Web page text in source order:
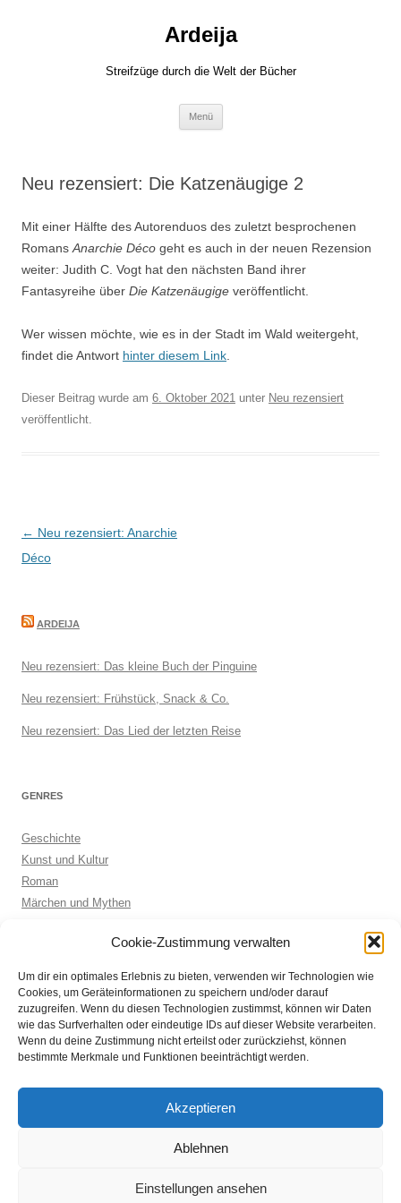
Cookie-Zustimmung verwalten
Um dir ein optimales Erlebnis zu bieten, verwenden wir Technologien wie
Cookies, um Geräteinformationen zu speichern und/oder darauf
zuzugreifen. Wenn du diesen Technologien zustimmst, können wir Daten
wie das Surfverhalten oder eindeutige IDs auf dieser Website verarbeiten.
Wenn du deine Zustimmung nicht erteilst oder zurückziehst, können
bestimmte Merkmale und Funktionen beeinträchtigt werden.
Akzeptieren
Ablehnen
Einstellungen ansehen
Ardeija
Streifzüge durch die Welt der Bücher
Menü
Neu rezensiert: Die Katzenäugige 2
Mit einer Hälfte des Autorenduos des zuletzt besprochenen
Romans Anarchie Déco geht es auch in der neuen Rezension
weiter: Judith C. Vogt hat den nächsten Band ihrer
Fantasyreihe über Die Katzenäugige veröffentlicht.
Wer wissen möchte, wie es in der Stadt im Wald weitergeht,
findet die Antwort hinter diesem Link
Dieser Beitrag wurde am 6. Oktober 2021 unter Neu rezensiert
veröffentlicht.
Beitragsnavigation
← Neu rezensiert: Anarchie
Déco
ARDEIJA
Neu rezensiert: Das kleine Buch der Pinguine
Neu rezensiert: Frühstück, Snack & Co.
Neu rezensiert: Das Lied der letzten Reise
GENRES
Geschichte
Kunst und Kultur
Roman
Märchen und Mythen
Sachbuch allgemein
ARCHIVE
Archive